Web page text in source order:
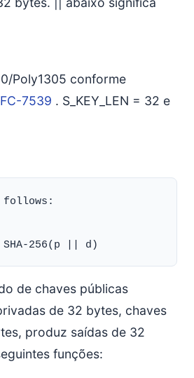
Poly1305 conforme
7539 . S_KEY_LEN = 32 e
follows:
de chaves públicas
de 32 bytes, chaves
produz saídas de 32
funções: